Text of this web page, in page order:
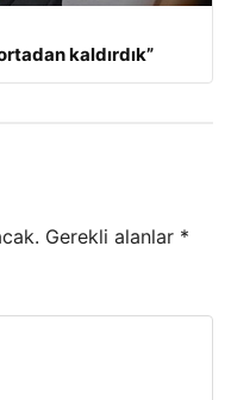
kaldırdık”
Gerekli alanlar *